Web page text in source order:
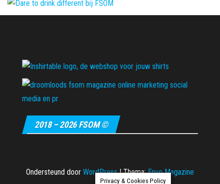
2018 – 2026 FSOM ©
Ondersteund door WordPress |Thema:Envo Magazine
Privacy & Cookies Policy